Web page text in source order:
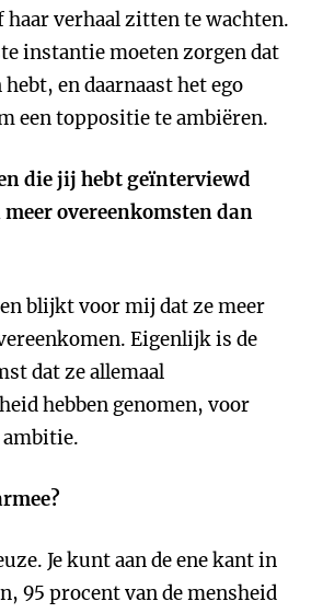
haar verhaal zitten te wachten.
instantie moeten zorgen dat
en daarnaast het ego
een toppositie te ambiëren.
die jij hebt geïnterviewd
overeenkomsten dan
blijkt voor mij dat ze meer
Eigenlijk is de
dat ze allemaal
hebben genomen, voor
Je kunt aan de ene kant in
95 procent van de mensheid